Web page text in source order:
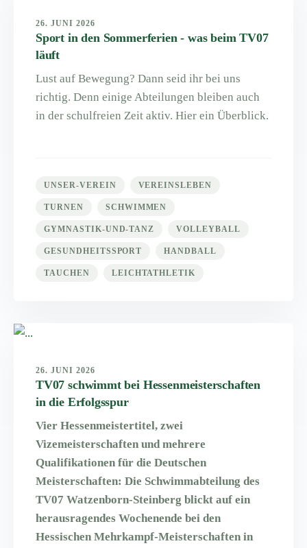
26. JUNI 2026
Sport in den Sommerferien - was beim TV07
läuft
Lust auf Bewegung? Dann seid ihr bei uns
richtig. Denn einige Abteilungen bleiben auch
in der schulfreien Zeit aktiv. Hier ein Überblick.
UNSER-VEREIN VEREINSLEBEN
TURNEN SCHWIMMEN
GYMNASTIK-UND-TANZ VOLLEYBALL
GESUNDHEITSSPORT HANDBALL
TAUCHEN LEICHTATHLETIK
26. JUNI 2026
TV07 schwimmt bei Hessenmeisterschaften
in die Erfolgsspur
Vier Hessenmeistertitel, zwei
Vizemeisterschaften und mehrere
Qualifikationen für die Deutschen
Meisterschaften: Die Schwimmabteilung des
TV07 Watzenborn-Steinberg blickt auf ein
herausragendes Wochenende bei den
Hessischen Mehrkampf-Meisterschaften in